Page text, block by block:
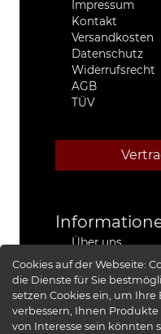
Cookies auf der Webseite:
die Dienste für Sie
setzen Cookies ein, um
verbessern, Ihnen Produkte
von Interesse sein könnten
Impressum
Kontakt
Versandkosten
Datenschutz
Widerrufsrecht
AGB
TÜV
Über uns
4x4 Kfz-
Presse
Red Baron I
Red Baron II